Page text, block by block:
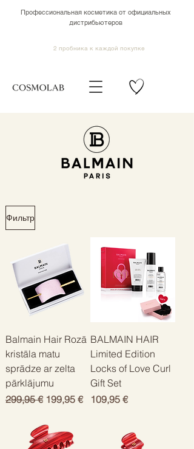
Профессиональная косметика от официальных
дистрибьютеров
2 пробника к каждой покупке
Фильтр
Balmain Hair Rozā
kristāla matu
sprādze ar zelta
pārklājumu
Обычная цена
299,95 € Цена со скидкой
199,95 €
BALMAIN HAIR
Limited Edition
Locks of Love Curl
Gift Set
Цена
109,95 €